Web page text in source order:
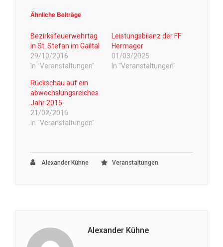
Ähnliche Beiträge
Bezirksfeuerwehrtag
in St. Stefan im Gailtal
29/10/2016
In "Veranstaltungen"
Leistungsbilanz der FF
Hermagor
01/03/2025
In "Veranstaltungen"
Rückschau auf ein
abwechslungsreiches
Jahr 2015
21/02/2016
In "Veranstaltungen"
Alexander Kühne Veranstaltungen
Alexander Kühne